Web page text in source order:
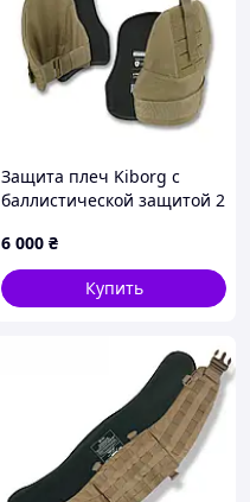
Защита плеч Kiborg с
баллистической защитой 2
6 000 ₴
Купить